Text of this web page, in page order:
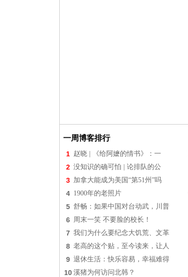
一周博客排行
1 赵晓 | 《给阿嬷的情书》：一
2 没知识的确可怕 | 论排队的公
3 加拿大能成为美国“第51州”吗
4 1900年的老照片
5 舒畅：如果中国对台动武，川普
6 周末一笑 不要脸的校长！
7 我们为什么要纪念大饥荒、文革
8 老高的这个贴，至今读来，让人
9 退休生活：快乐容易，幸福难得
10 溪猪为何访问北韩？